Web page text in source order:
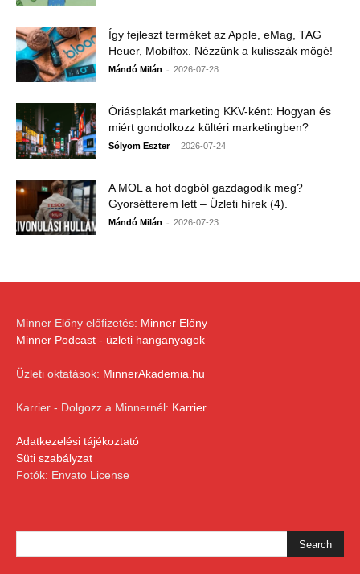
Így fejleszt terméket az Apple, eMag, TAG
Heuer, Mobilfox. Nézzünk a kulisszák mögé!
Mándó Milán - 2026-07-28
Óriásplakát marketing KKV-ként: Hogyan és
miért gondolkozz kültéri marketingben?
Sólyom Eszter - 2026-07-24
A MOL a hot dogból gazdagodik meg?
Gyorsétterem lett – Üzleti hírek (4).
Mándó Milán - 2026-07-23
Minner Előny előfizetés: Minner Előny
Minner Podcast - üzleti hanganyagok
Üzleti oktatások: MinnerAkademia.hu
Karrier - Dolgozz a Minnernél: Karrier
Adatkezelési tájékoztató
Süti szabályzat
Fotók: Envato License